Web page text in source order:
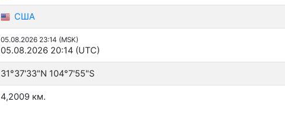
США
05.08.2026 23:14 (MSK)
05.08.2026 20:14 (UTC)
31°37'33"N 104°7'55"S
4,2009 км.